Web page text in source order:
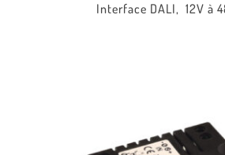
Interface DALI, 12V à